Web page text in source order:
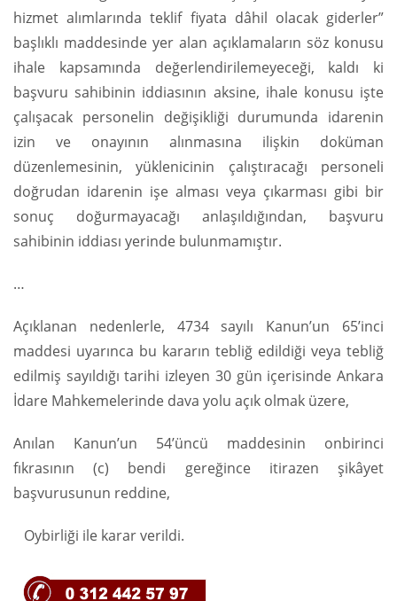
hizmet alımlarında teklif fiyata dâhil olacak giderler”
başlıklı maddesinde yer alan açıklamaların söz konusu
ihale kapsamında değerlendirilemeyeceği, kaldı ki
başvuru sahibinin iddiasının aksine, ihale konusu işte
çalışacak personelin değişikliği durumunda idarenin
izin ve onayının alınmasına ilişkin doküman
düzenlemesinin, yüklenicinin çalıştıracağı personeli
doğrudan idarenin işe alması veya çıkarması gibi bir
sonuç doğurmayacağı anlaşıldığından, başvuru
sahibinin iddiası yerinde bulunmamıştır.
…
Açıklanan nedenlerle, 4734 sayılı Kanun’un 65’inci
maddesi uyarınca bu kararın tebliğ edildiği veya tebliğ
edilmiş sayıldığı tarihi izleyen 30 gün içerisinde Ankara
İdare Mahkemelerinde dava yolu açık olmak üzere,
Anılan Kanun’un 54’üncü maddesinin onbirinci
fıkrasının (c) bendi gereğince itirazen şikâyet
başvurusunun reddine,
Oybirliği ile karar verildi.